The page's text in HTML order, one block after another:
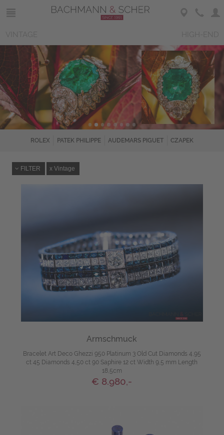
ROLEX PATEK PHILIPPE AUDEMARS PIGUET CZAPEK
FILTER Vintage
Armschmuck
Bracelet Art Deco Ghezzi 950 Platinum 3 Old Cut Diamonds 4,95
ct 45 Diamonds 4,50 ct 90 Saphire 12 ct Width 9,5 mm Length
18,5cm
€ 8.980,-